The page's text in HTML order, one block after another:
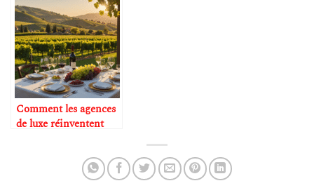
Comment les agences
de luxe réinventent